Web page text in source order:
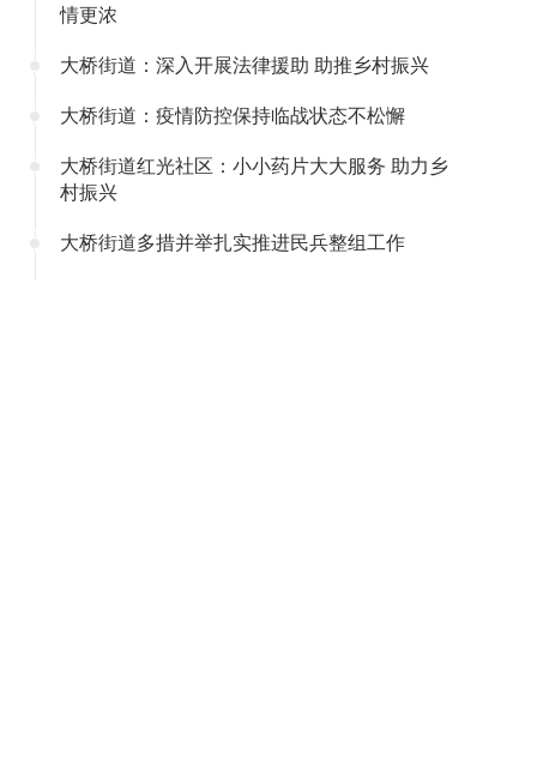
情更浓
大桥街道：深入开展法律援助 助推乡村振兴
大桥街道：疫情防控保持临战状态不松懈
大桥街道红光社区：小小药片大大服务 助力乡
村振兴
大桥街道多措并举扎实推进民兵整组工作